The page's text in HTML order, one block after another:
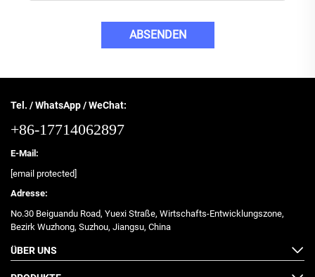
ABSENDEN
Tel. / WhatsApp / WeChat:
+86-17714062897
E-Mail:
[email protected]
Adresse:
No.30 Beiguandu Road, Yuexi Straße, Wirtschafts-Entwicklungszone,
Bezirk Wuzhong, Suzhou, Jiangsu, China
ÜBER UNS